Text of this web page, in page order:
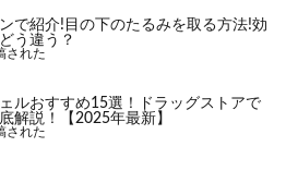
で紹介!目の下のたるみを取る方法!効
う違う？
された
ルおすすめ15選！ドラッグストアで
解説！【2025年最新】
された